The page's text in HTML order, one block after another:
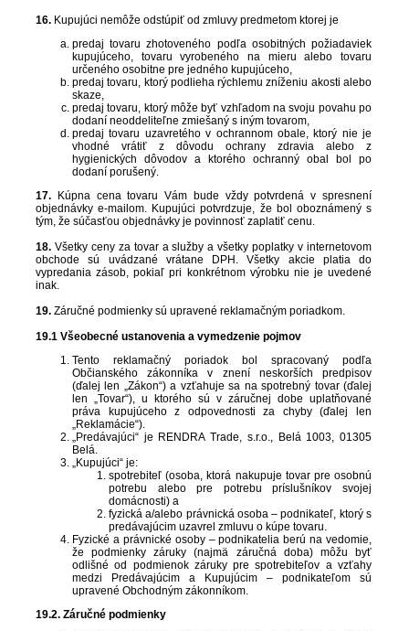
16. Kupujúci nemôže odstúpiť od zmluvy predmetom ktorej je
predaj tovaru zhotoveného podľa osobitných požiadaviek
kupujúceho, tovaru vyrobeného na mieru alebo tovaru
určeného osobitne pre jedného kupujúceho,
predaj tovaru, ktorý podlieha rýchlemu zníženiu akosti alebo
skaze,
predaj tovaru, ktorý môže byť vzhľadom na svoju povahu po
dodaní neoddeliteľne zmiešaný s iným tovarom,
predaj tovaru uzavretého v ochrannom obale, ktorý nie je
vhodné vrátiť z dôvodu ochrany zdravia alebo z
hygienických dôvodov a ktorého ochranný obal bol po
dodaní porušený.
17. Kúpna cena tovaru Vám bude vždy potvrdená v spresnení
objednávky e-mailom. Kupujúci potvrdzuje, že bol oboznámený s
tým, že súčasťou objednávky je povinnosť zaplatiť cenu.
18. Všetky ceny za tovar a služby a všetky poplatky v internetovom
obchode sú uvádzané vrátane DPH. Všetky akcie platia do
vypredania zásob, pokiaľ pri konkrétnom výrobku nie je uvedené
inak.
19. Záručné podmienky sú upravené reklamačným poriadkom.
19.1 Všeobecné ustanovenia a vymedzenie pojmov
Tento reklamačný poriadok bol spracovaný podľa
Občianského zákonníka v znení neskorších predpisov
(ďalej len „Zákon“) a vzťahuje sa na spotrebný tovar (ďalej
len „Tovar“), u ktorého sú v záručnej dobe uplatňované
práva kupujúceho z odpovednosti za chyby (ďalej len
„Reklamácie“).
„Predávajúci“ je RENDRA Trade, s.r.o., Belá 1003, 01305
Belá.
„Kupujúci“ je:
spotrebiteľ (osoba, ktorá nakupuje tovar pre osobnú
potrebu alebo pre potrebu príslušníkov svojej
domácnosti) a
fyzická a/alebo právnická osoba – podnikateľ, ktorý s
predávajúcim uzavrel zmluvu o kúpe tovaru.
Fyzické a právnické osoby – podnikatelia berú na vedomie,
že podmienky záruky (najmä záručná doba) môžu byť
odlišné od podmienok záruky pre spotrebiteľov a vzťahy
medzi Predávajúcim a Kupujúcim – podnikateľom sú
upravené Obchodným zákonníkom.
19.2. Záručné podmienky